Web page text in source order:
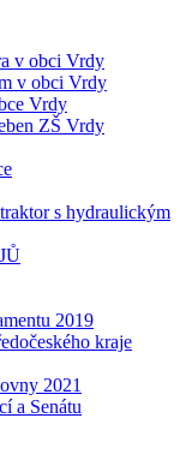
v obci Vrdy
v obci Vrdy
Vrdy
ZŠ Vrdy
s hydraulickým
2019
kraje
2021
a Senátu